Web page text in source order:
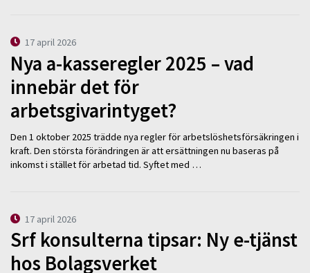
17 april 2026
Nya a-kasseregler 2025 – vad
innebär det för
arbetsgivarintyget?
Den 1 oktober 2025 trädde nya regler för arbetslöshetsförsäkringen i
kraft. Den största förändringen är att ersättningen nu baseras på
inkomst i stället för arbetad tid. Syftet med …
17 april 2026
Srf konsulterna tipsar: Ny e-tjänst
hos Bolagsverket